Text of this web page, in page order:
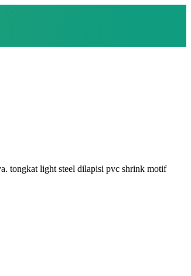
tongkat light steel dilapisi pvc shrink motif